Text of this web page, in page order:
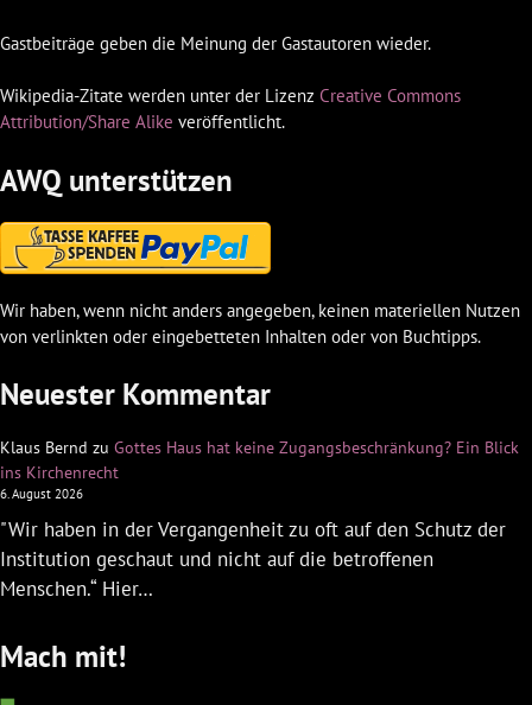
Gastbeiträge geben die Meinung der Gastautoren wieder.
Wikipedia-Zitate werden unter der Lizenz Creative Commons
Attribution/Share Alike veröffentlicht.
AWQ unterstützen
Wir haben, wenn nicht anders angegeben, keinen materiellen Nutzen
von verlinkten oder eingebetteten Inhalten oder von Buchtipps.
Neuester Kommentar
Klaus Bernd zu Gottes Haus hat keine Zugangsbeschränkung? Ein Blick
ins Kirchenrecht
6. August 2026
"Wir haben in der Vergangenheit zu oft auf den Schutz der
Institution geschaut und nicht auf die betroffenen
Menschen.“ Hier…
Mach mit!